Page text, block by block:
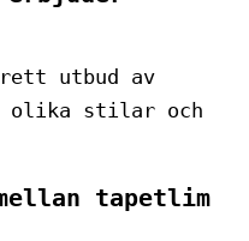
utbud av
olika stilar och
tapetlim